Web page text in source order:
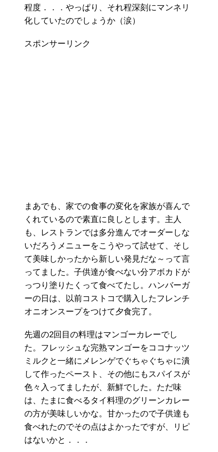
程度．．．やっぱり、それ程深刻にマンネリ
化していたのでしょうか（涙）
スポンサーリンク
まあでも、家での食事の変化を家族が喜んで
くれているので素直に良しとします。主人
も、レストランでは多分進んでオーダーしな
いだろうメニューをこうやって試せて、そし
て美味しかったから新しい発見だな～って言
ってました。子供達が食べない分アボカドが
っつり塗りたくって食べてたし。ハンバーガ
ーの日は、以前コストコで購入したフレンチ
オニオンスープをつけて夕食完了。
先週の2回目の料理はマンゴーカレーでし
た。フレッシュな完熟マンゴーをココナッツ
ミルクと一緒にメレンゲでぐちゃぐちゃに潰
して作ったペースト、その他にもスパイスが
色々入ってましたが、新鮮でした。ただ味
は、たまに食べるタイ料理のグリーンカレー
の方が美味しいかな。甘かったので子供達も
食べれたのでその点はよかったですが、リピ
はないかと．．．